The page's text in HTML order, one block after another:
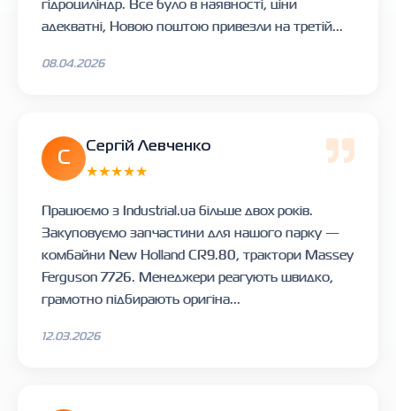
адекватні, Новою поштою привезли на третій...
08.04.2026
С
Сергій Левченко
★★★★★
Працюємо з Industrial.ua більше двох років.
Закуповуємо запчастини для нашого парку —
комбайни New Holland CR9.80, трактори Massey
Ferguson 7726. Менеджери реагують швидко,
грамотно підбирають оригіна...
12.03.2026